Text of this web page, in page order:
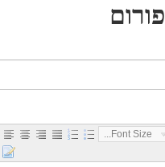
Font Size...